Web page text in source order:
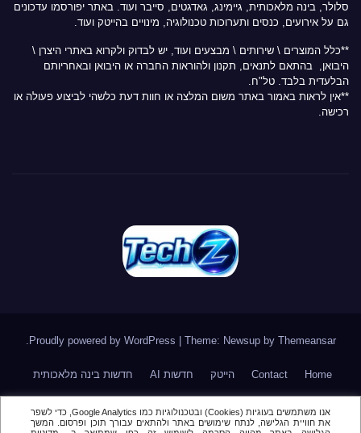
אנו משתמשים בעוגיות (Cookies) ובטכנולוגיות כמו Google Analytics, כדי לשפר
את חוויית הגלישה, לנתח שימושים באתר ולהתאים עבורך תוכן ופרסום. המשך
סלולר, בינה מלאכותית, גיימינג, גאדגטים, סייבר ועוד. באתר יפורסמו עדכונים
גם על אירועים, כנסים ותערוכות טכנולוגיה, מינויים בהייטק ועוד.
**כלל המוצרים \ שירותים \ מבצעים ועוד, יש לבדוק ולקרוא באתרי היצרן \
היבואן, בהתאם לתנאים, תקנון ולהוראות החברה או היבואן ובאחריותם
הבלעדית בלבד. טל"ח.
**אין לראות באמור באתר משום המלצה או חוות דעת כלשהי לביצוע פעולה או
רכישה.
Proudly powered by WordPress | Theme: Newsup by Themeansar
Home
Contact הייטק חדשות AI חדשות בינה מלאכותית
מור מינויים בהייטק סקירות